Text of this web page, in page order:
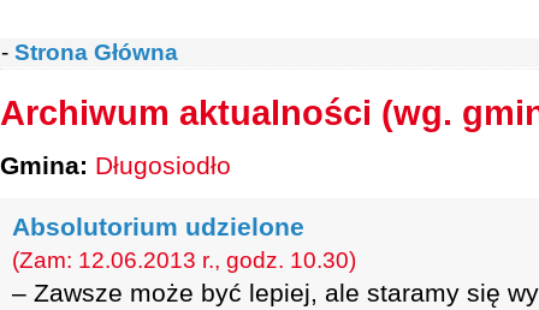
- Strona Główna
Archiwum aktualności (wg.
Gmina: Długosiodło
Absolutorium udzielone
(Zam: 12.06.2013 r., godz. 10.30)
– Zawsze może być lepiej, ale staramy się